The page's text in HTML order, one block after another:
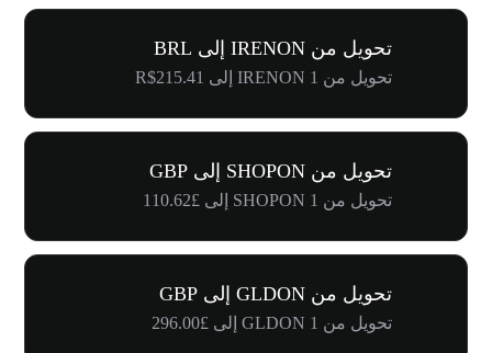
تحويل من IRENON إلى BRL
تحويل من 1 IRENON إلى R$215.41
تحويل من SHOPON إلى GBP
تحويل من 1 SHOPON إلى £110.62
تحويل من GLDON إلى GBP
تحويل من 1 GLDON إلى £296.00